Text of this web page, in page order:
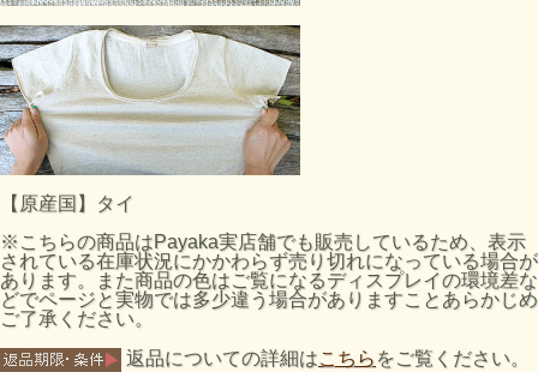
【原産国】タイ
※こちらの商品はPayaka実店舗でも販売しているため、表示
されている在庫状況にかかわらず売り切れになっている場合が
あります。また商品の色はご覧になるディスプレイの環境差な
どでページと実物では多少違う場合がありますことあらかじめ
ご了承ください。
返品についての詳細はこちら をご覧ください。